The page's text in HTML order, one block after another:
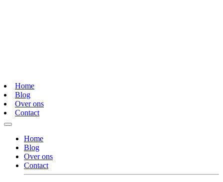
Home
Blog
Over ons
Contact
Home
Blog
Over ons
Contact